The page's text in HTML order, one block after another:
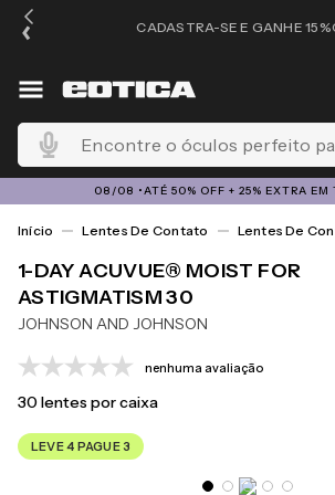
CADASTRA-SE E GANHE
Encontre o óculos perfeito para você
08/08 •ATÉ 50% OFF + 25% EXTRA EM
Lentes De Contato Lentes De
1-DAY ACUVUE® MOIST FOR
ASTIGMATISM 30
JOHNSON AND JOHNSON
nenhuma avaliação
30lentes por caixa
LEVE 4 PAGUE 3